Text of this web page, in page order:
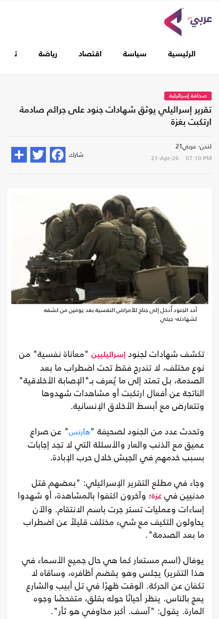
الرئيسية سياسة اقتصاد رياضة
صحافة إسرائيلية
تقرير إسرائيلي يوثق شهادات جنود على جرائم صادمة
ارتكبت بغزة
لندن- عربي21
21-Apr-26 07:10 PM شارك
أحد الجنود أُدخل إلى جناح للأمراض النفسية بعد يومين من كشفه
لشهادته- جيتي
تكشف شهادات لجنود إسرائيليين "معاناة نفسية" من
نوع مختلف، لا تندرج فقط تحت اضطراب ما بعد
الصدمة، بل تمتد إلى ما يُعرف بـ"الإصابة الأخلاقية"
الناتجة عن أفعال ارتكبت أو مشاهدات شهدوها
وتتعارض مع أبسط الأخلاق الإنسانية.
وتحدث عدد من الجنود لصحيفة "هآرتس" عن صراع
عميق مع الذنب والعار والأسئلة التي لا تجد إجابات
بسبب خدمهم في الجيش خلال حرب الإبادة.
وجاء في مطلع التقرير الإسرائيلي: "بعضهم قتل
مدنيين في غزة؛ وآخرون اكتفوا بالمشاهدة، أو شهدوا
إساءات وعمليات تستر جرت باسم الانتقام. والآن
يحاولون التكيف مع شيء مختلف قليلاً عن اضطراب
ما بعد الصدمة".
يوفال (اسم مستعار كما هي حال جميع الأسماء في
هذا التقرير) يجلس وهو يقضم أظافره، وساقاه لا
تكفان عن الحركة. الوقت ظهرًا في تل أبيب والشارع
يعج بالناس. ينظر أحيانًا حوله بقلق، متفحصًا وجوه
المارة. يقول: "آسف. أكبر مخاوفي هو ثأر".